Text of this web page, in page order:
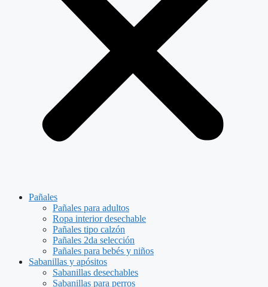
Pañales
Pañales para adultos
Ropa interior desechable
Pañales tipo calzón
Pañales 2da selección
Pañales para bebés y niños
Sabanillas y apósitos
Sabanillas desechables
Sabanillas para perros